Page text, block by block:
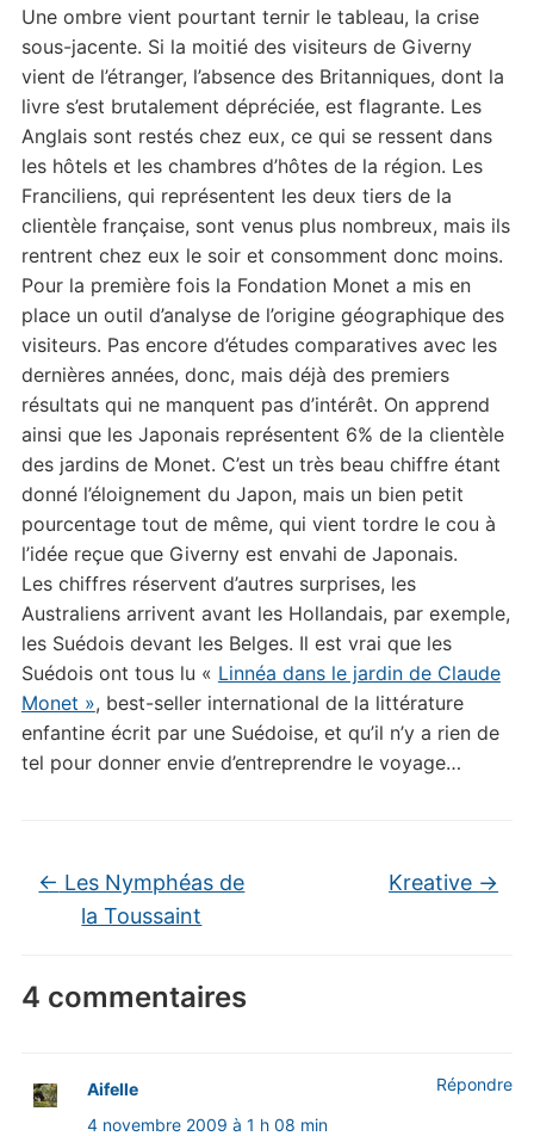
Une ombre vient pourtant ternir le tableau, la crise
sous-jacente. Si la moitié des visiteurs de Giverny
vient de l’étranger, l’absence des Britanniques, dont la
livre s’est brutalement dépréciée, est flagrante. Les
Anglais sont restés chez eux, ce qui se ressent dans
les hôtels et les chambres d’hôtes de la région. Les
Franciliens, qui représentent les deux tiers de la
clientèle française, sont venus plus nombreux, mais ils
rentrent chez eux le soir et consomment donc moins.
Pour la première fois la Fondation Monet a mis en
place un outil d’analyse de l’origine géographique des
visiteurs. Pas encore d’études comparatives avec les
dernières années, donc, mais déjà des premiers
résultats qui ne manquent pas d’intérêt. On apprend
ainsi que les Japonais représentent 6% de la clientèle
des jardins de Monet. C’est un très beau chiffre étant
donné l’éloignement du Japon, mais un bien petit
pourcentage tout de même, qui vient tordre le cou à
l’idée reçue que Giverny est envahi de Japonais.
Les chiffres réservent d’autres surprises, les
Australiens arrivent avant les Hollandais, par exemple,
les Suédois devant les Belges. Il est vrai que les
Suédois ont tous lu « Linnéa dans le jardin de Claude
Monet », best-seller international de la littérature
enfantine écrit par une Suédoise, et qu’il n’y a rien de
tel pour donner envie d’entreprendre le voyage…
← Les Nymphéas de
la Toussaint
Kreative →
4 commentaires
Aifelle
4 novembre 2009 à 1 h 08 min
Répondre